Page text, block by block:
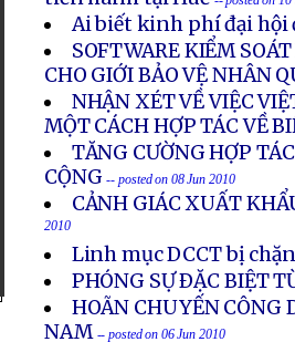
Ai biết kinh phí đại hội
SOFTWARE KIỂM
CHO GIỚI BẢO VỆ NHÂN
NHẬN XÉT VỀ VIỆC
MỘT CÁCH HỢP TÁC VỀ
TĂNG CƯỜNG HỢP
CỘNG -- posted on 08 Jun 2010
CẢNH GIÁC XUẤT
2010
Linh mục DCCT bị
PHÓNG SỰ ÐẶC BIỆT
HOÃN CHUYẾN CÔNG
NAM -- posted on 06 Jun 2010